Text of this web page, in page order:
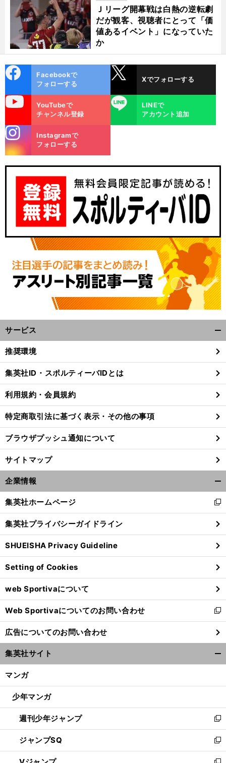
ネ
。
？
Ｊリーグ開幕戦は白熱の逆転劇
だが観客、視聴者にとって「価
値あるイベント」になっていた
か
ok
Facebookで
フォローする
Xでフォローする
YouTubeで
チャンネル登録
LINE
LINEで
アカウント追加
m
Instagramで
フォローする
サービス
閉
る
推奨環境
集英社ID・スポルティーバIDとは
利用規約・会員規約
特定商取引法に基づく表示・その他の事項
ブラウザプッシュ通知について
サイトマップ
企業情報
閉
る
集英社ホームページ
新
し
い
ウ
ィ
ン
ド
ウ
で
開
く
集英社プライバシーガイドライン
SHUEISHA Privacy Guideline
Setting of Cookies
web Sportivaについて
Web Sportivaについてのお問い合わせ
新
し
い
ウ
ィ
ン
ウ
開
く
広告についてのお問い合わせ
集英社サイト
マンガ
少年マンガ
週刊少年ジャンプ
新
し
い
ウ
ジャンプSQ
新
し